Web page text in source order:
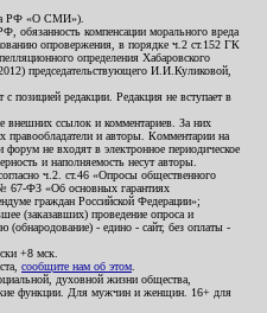
РФ «О СМИ»).
обязанность компенсации морального вреда
опровержения, в порядке ч.2 ст.152 ГК
определения Хабаровского
председательствующего И.И.Куликовой,
позицией редакции. Редакция не вступает в
внешних ссылок и комментариев. За них
правообладатели и авторы. Комментарии на
не входят в электронное периодическое
и наполняемость несут авторы.
ч.2. ст.46 «Опросы общественного
67-ФЗ «Об основных гарантиях
граждан Российской Федерации»;
(заказавших) проведение опроса и
(обнародование) - едино - сайт, без оплаты -
+8 мск.
сообщите нам об этом
духовной жизни общества,
функции. Для мужчин и женщин. 16+ для